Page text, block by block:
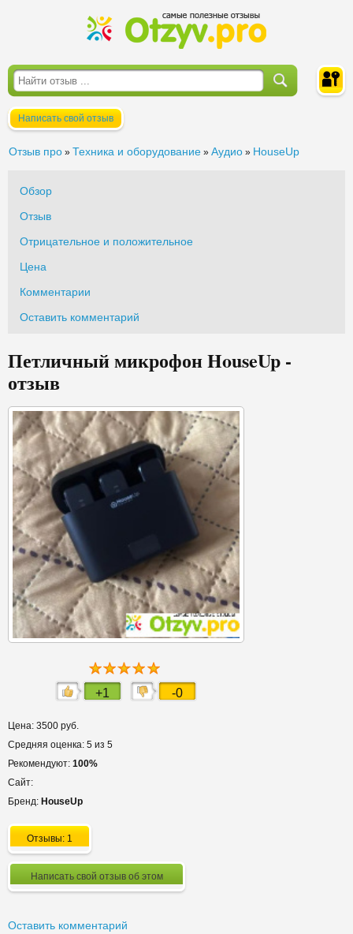
Написать свой отзыв
Отзыв про » Техника и оборудование » Аудио » HouseUp
Обзор
Отзыв
Отрицательное и положительное
Цена
Комментарии
Оставить комментарий
Петличный микрофон HouseUp -
отзыв
+1 -0
Цена: 3500 руб.
Средняя оценка: 5 из 5
Рекомендуют: 100%
Сайт:
Бренд: HouseUp
Отзывы: 1
Написать свой отзыв об этом
Оставить комментарий